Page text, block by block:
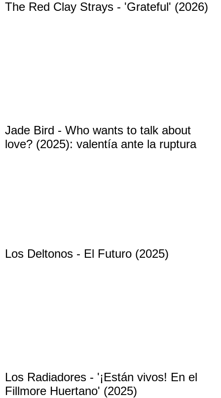
The Red Clay Strays - 'Grateful' (2026)
Jade Bird - Who wants to talk about
love? (2025): valentía ante la ruptura
Los Deltonos - El Futuro (2025)
Los Radiadores - '¡Están vivos! En el
Fillmore Huertano' (2025)